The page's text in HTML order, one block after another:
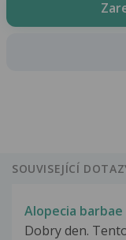
SOUVISEJÍCÍ
Alopecia barbae
Dobry den.